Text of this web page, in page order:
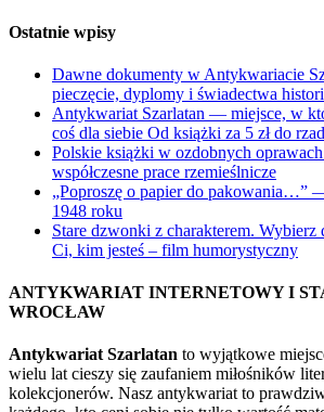
Ostatnie wpisy
Dawne dokumenty w Antykwariacie
pieczęcie, dyplomy i świadectwa
Antykwariat Szarlatan — miejsce, w
coś dla siebie Od książki za 5 zł do
Polskie książki w ozdobnych
współczesne prace rzemieślnicze
„Poproszę o papier do pakowania…”
1948 roku
Stare dzwonki z charakterem.
Ci, kim jesteś – film humorystyczny
ANTYKWARIAT INTERNETOWY I
WROCŁAW
Antykwariat Szarlatan to wyjątkowe
wielu lat cieszy się zaufaniem miłośników
kolekcjonerów. Nasz antykwariat to